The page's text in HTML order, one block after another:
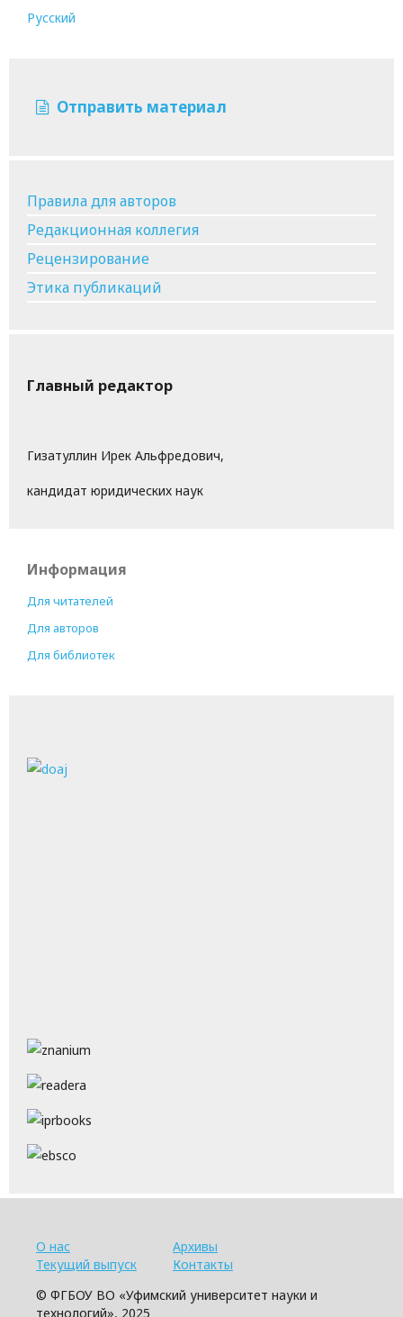
Русский
Отправить материал
Правила для авторов
Редакционная коллегия
Рецензирование
Этика публикаций
Главный редактор
Гизатуллин Ирек Альфредович,
кандидат юридических наук
Информация
Для читателей
Для авторов
Для библиотек
О нас
Текущий выпуск
Архивы
Контакты
© ФГБОУ ВО «Уфимский университет науки и
технологий», 2025